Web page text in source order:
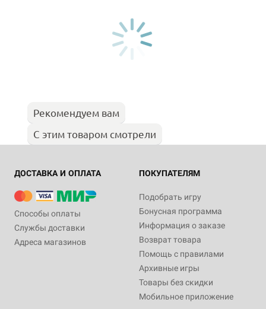
Рекомендуем вам
С этим товаром смотрели
ДОСТАВКА И ОПЛАТА
Способы оплаты
Службы доставки
Адреса магазинов
ПОКУПАТЕЛЯМ
Подобрать игру
Бонусная программа
Информация о заказе
Возврат товара
Помощь с правилами
Архивные игры
Товары без скидки
Мобильное приложение